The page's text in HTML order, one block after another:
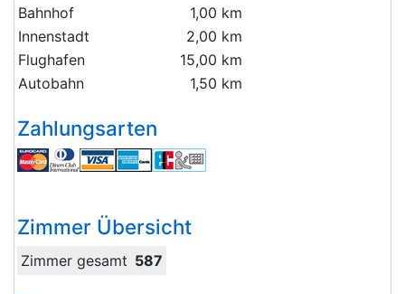
Bahnhof
1,00 km
Innenstadt
2,00 km
Flughafen
15,00 km
Autobahn
1,50 km
Zahlungsarten
Zimmer Übersicht
Zimmer gesamt 587